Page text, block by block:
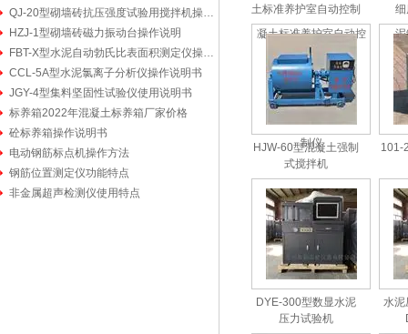
QJ-20型砌墙砖抗压强度试验用搅拌机操作说明书
HZJ-1型砌墙砖磁力振动台操作说明
FBT-X型水泥自动勃氏比表面积测定仪操作步骤
CCL-5A型水泥氯离子分析仪操作说明书
JGY-4型集料坚固性试验仪使用说明书
标养箱2022年混凝土标养箱厂家价格
砼标养箱操作说明书
电动钢筋标点机操作方法
钢筋位置测定仪功能特点
非金属超声检测仪使用特点
土标准养护室自动控制
仪
HJW-60型混凝土强制
式搅拌机
101-
DYE-300型数显水泥
压力试验机
水泥